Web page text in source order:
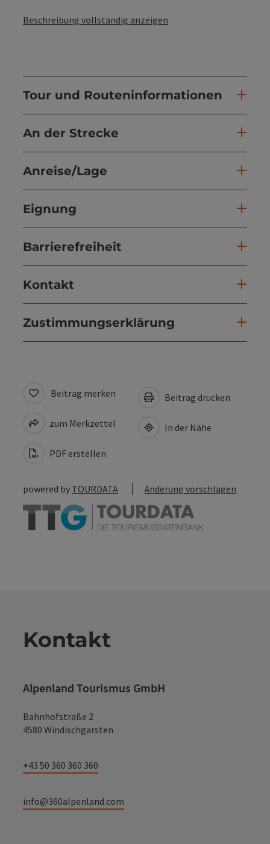
Beschreibung vollständig anzeigen
Tour und Routeninformationen
An der Strecke
Anreise/Lage
Eignung
Barrierefreiheit
Kontakt
Zustimmungserklärung
Beitrag merken
zum Merkzettel
PDF erstellen
Beitrag drucken
In der Nähe
powered by TOURDATA Änderung vorschlagen
Kontakt
Alpenland Tourismus GmbH
Bahnhofstraße 2
4580 Windischgarsten
+43 50 360 360 360
info@360alpenland.com